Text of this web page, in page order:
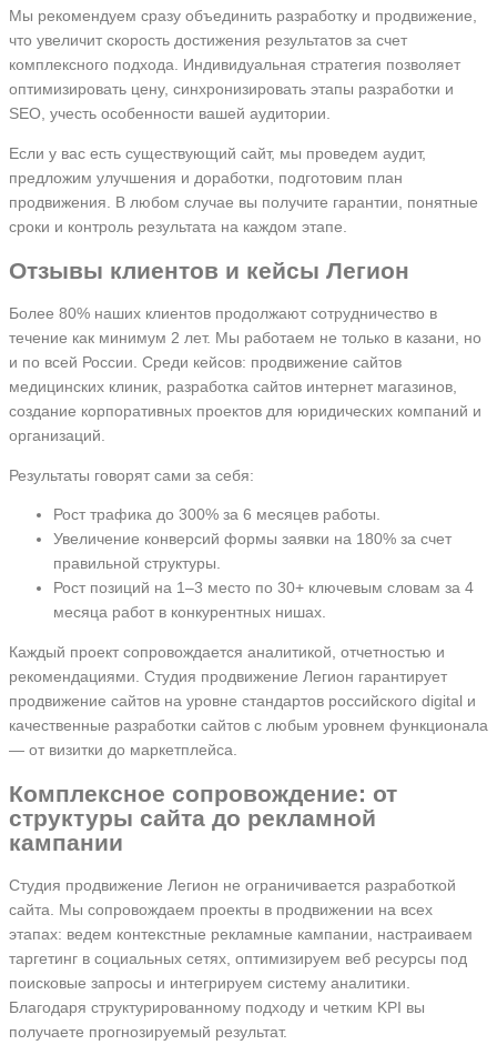
Мы рекомендуем сразу объединить разработку и продвижение,
что увеличит скорость достижения результатов за счет
комплексного подхода. Индивидуальная стратегия позволяет
оптимизировать цену, синхронизировать этапы разработки и
SEO, учесть особенности вашей аудитории.
Если у вас есть существующий сайт, мы проведем аудит,
предложим улучшения и доработки, подготовим план
продвижения. В любом случае вы получите гарантии, понятные
сроки и контроль результата на каждом этапе.
Отзывы клиентов и кейсы Легион
Более 80% наших клиентов продолжают сотрудничество в
течение как минимум 2 лет. Мы работаем не только в казани, но
и по всей России. Среди кейсов: продвижение сайтов
медицинских клиник, разработка сайтов интернет магазинов,
создание корпоративных проектов для юридических компаний и
организаций.
Результаты говорят сами за себя:
Рост трафика до 300% за 6 месяцев работы.
Увеличение конверсий формы заявки на 180% за счет
правильной структуры.
Рост позиций на 1–3 место по 30+ ключевым словам за 4
месяца работ в конкурентных нишах.
Каждый проект сопровождается аналитикой, отчетностью и
рекомендациями. Студия продвижение Легион гарантирует
продвижение сайтов на уровне стандартов российского digital и
качественные разработки сайтов с любым уровнем функционала
— от визитки до маркетплейса.
Комплексное сопровождение: от
структуры сайта до рекламной
кампании
Студия продвижение Легион не ограничивается разработкой
сайта. Мы сопровождаем проекты в продвижении на всех
этапах: ведем контекстные рекламные кампании, настраиваем
таргетинг в социальных сетях, оптимизируем веб ресурсы под
поисковые запросы и интегрируем систему аналитики.
Благодаря структурированному подходу и четким KPI вы
получаете прогнозируемый результат.